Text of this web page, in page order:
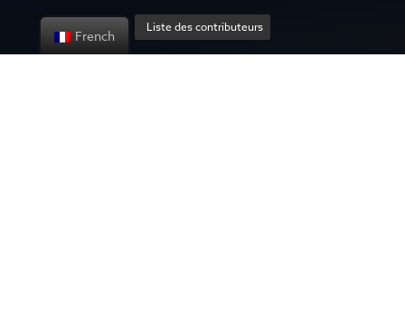
Liste des contributeurs
French